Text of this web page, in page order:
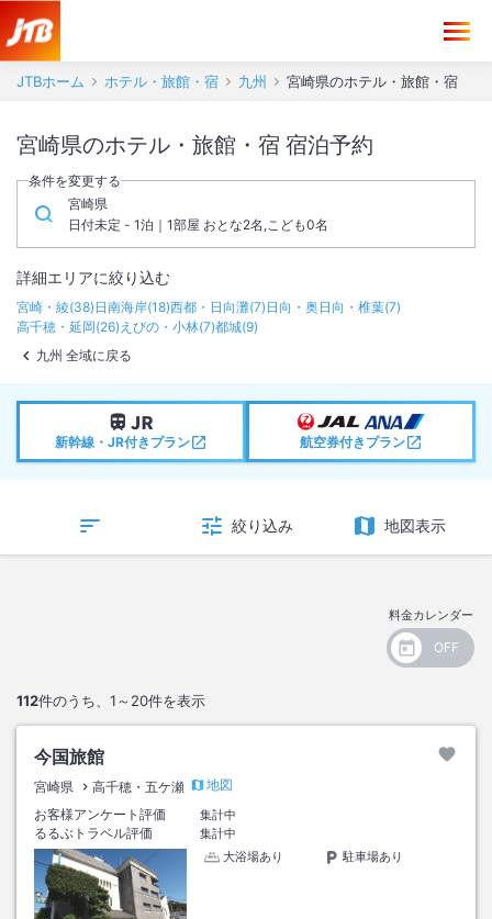
JTBホーム ホテル・旅館・宿 九州 宮崎県のホテル・旅館・宿
宮崎県のホテル・旅館・宿 宿泊予約
条件を変更する
宮崎県
日付未定 - 1泊｜1部屋 おとな2名,こども0名
詳細エリアに絞り込む
宮崎・綾(38) 日南海岸(18)西都・日向灘(7) 日向・奥日向・椎葉(7)
高千穂・延岡(26) えびの・小林(7)都城(9)
九州 全域に戻る
新幹線・JR付きプラン 航空券付きプラン
絞り込み 地図表示
料金カレンダー
112件のうち、 1～20件を表示
今国旅館
宮崎県 高千穂・五ケ瀬
地図
お客様アンケート評価
集計中
るるぶトラベル評価
集計中
大浴場あり
駐車場あり